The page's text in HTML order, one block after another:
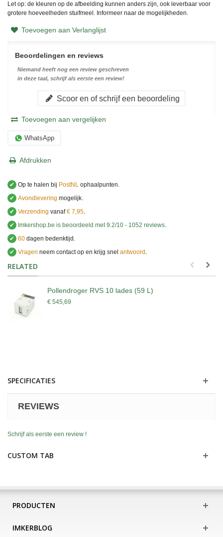
Let op: de kleuren op de afbeelding kunnen anders zijn, ook leverbaar voor
grotere hoeveelheden stuifmeel. Informeer naar de mogelijkheden.
Toevoegen aan Verlanglijst
Beoordelingen en reviews
Niemand heeft nog een review geschreven
in deze taal, schrijf als eerste een review!
Scoor en of schrijf een beoordeling
Toevoegen aan vergelijken
WhatsApp
Afdrukken
✔ Op te halen bij PostNL ophaalpunten.
✔ Avondlevering mogelijk.
✔ Verzending vanaf€ 7,95.
✔
Imkershop.be is beoordeeld met9.2/10 - 1052 reviews.
✔ 60 dagen bedenktijd.
✔ Vragen neem contact op en krijg snel antwoord .
RELATED
Pollendroger RVS 10 lades (59 L)
€ 545,69
SPECIFICATIES
REVIEWS
Schrijf als eerste een review !
CUSTOM TAB
PRODUCTEN
IMKERBLOG